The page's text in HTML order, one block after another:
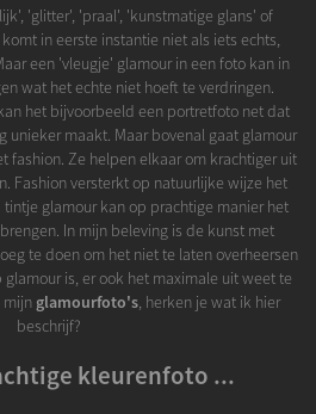
'glitter', 'praal', 'kunstmatige glans' of
in eerste instantie niet als iets echts,
een 'vleugje' glamour in een foto kan in
wat het echte niet hoeft te verdringen.
het bijvoorbeeld een portretfoto net dat
unieker maakt. Maar bovenal gaat glamour
fashion. Ze helpen elkaar om krachtiger uit
Fashion versterkt op natuurlijke wijze het
glamour kan op prachtige manier het
In mijn beleving is de kunst met
te doen om het niet te laten overheersen
is, er ook het maximale uit weet te
mijn glamourfoto's , herken je wat ik hier
beschrijf?
kleurenfoto ...